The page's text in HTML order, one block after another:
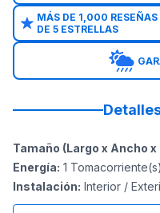
MÁS DE 1,000 RESEÑAS
DE 5 ESTRELLAS
Tamaño (Largo x Ancho x
Energía: 1 Tomacorriente(s)
Instalación: Interior /